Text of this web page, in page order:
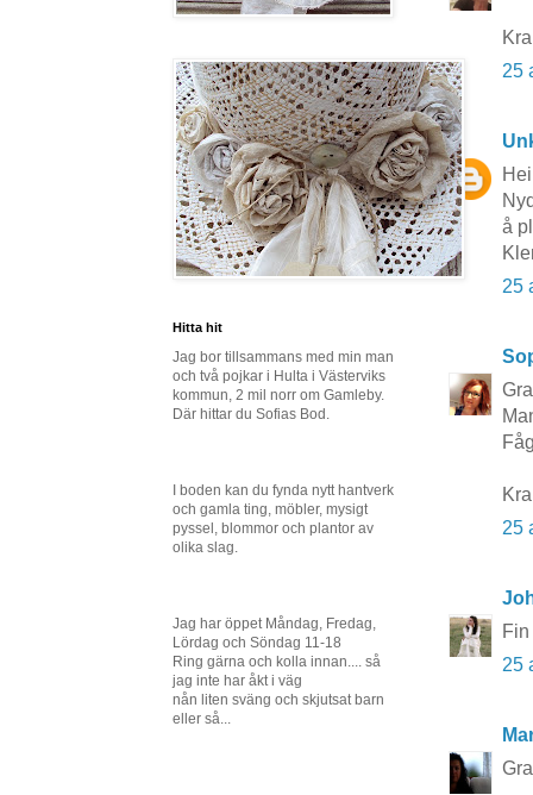
25
å
25
25
25
Hitta hit
Jag bor tillsammans med min man
och två pojkar i Hulta i Västerviks
kommun, 2 mil norr om Gamleby.
Där hittar du Sofias Bod.
I boden kan du fynda nytt hantverk
och gamla ting, möbler, mysigt
pyssel, blommor och plantor av
olika slag.
Jag har öppet Måndag, Fredag,
Lördag och Söndag 11-18
Ring gärna och kolla innan.... så
jag inte har åkt i väg
nån liten sväng och skjutsat barn
eller så...